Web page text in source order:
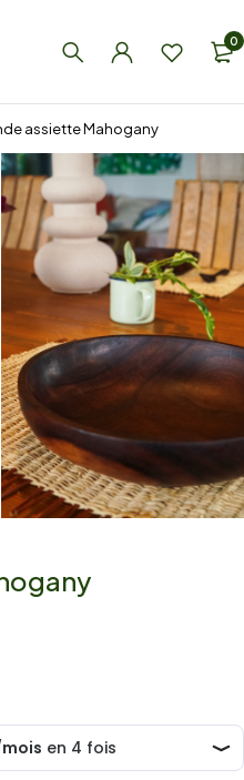
0
assiette Mahogany